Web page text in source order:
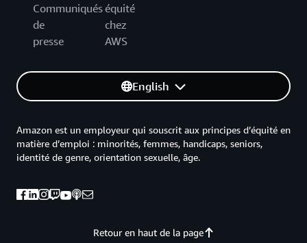
Communiqués
de
presse
équité
chez
AWS
English
Retour en haut de la page
Amazon est un employeur qui souscrit aux principes d’équité en
matière d’emploi : minorités, femmes, handicaps, seniors,
identité de genre, orientation sexuelle, âge.